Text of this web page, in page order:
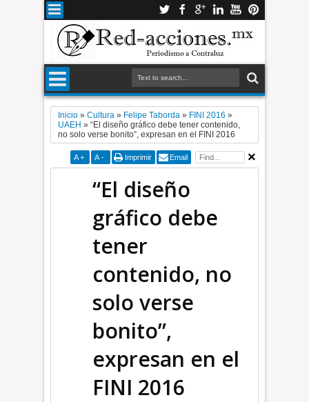
Inicio »Cultura » Felipe Taborda » FINI 2016 »
UAEH »“El diseño gráfico debe tener contenido,
no solo verse bonito”, expresan en el FINI 2016
A + A - Imprimir Email
“El diseño
gráfico debe
tener
contenido, no
solo verse
bonito”,
expresan en el
FINI 2016